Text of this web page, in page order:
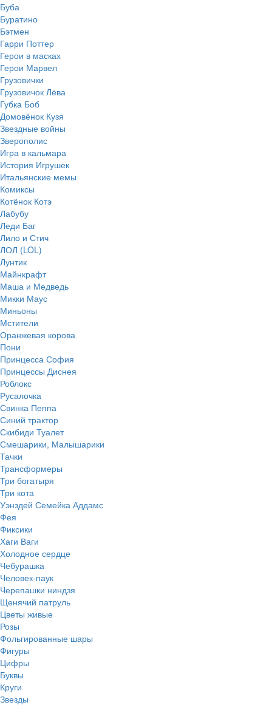
Буба
Буратино
Бэтмен
Гарри Поттер
Герои в масках
Герои Марвел
Грузовички
Грузовичок Лёва
Губка Боб
Домовёнок Кузя
Звездные войны
Зверополис
Игра в кальмара
История Игрушек
Итальянские мемы
Комиксы
Котёнок Котэ
Лабубу
Леди Баг
Лило и Стич
ЛОЛ (LOL)
Лунтик
Майнкрафт
Маша и Медведь
Микки Маус
Миньоны
Мстители
Оранжевая корова
Пони
Принцесса София
Принцессы Диснея
Роблокс
Русалочка
Свинка Пеппа
Синий трактор
Скибиди Туалет
Смешарики, Малышарики
Тачки
Трансформеры
Три богатыря
Три кота
Уэнздей Семейка Аддамс
Фея
Фиксики
Хаги Ваги
Холодное сердце
Чебурашка
Человек-паук
Черепашки ниндзя
Щенячий патруль
Цветы живые
Розы
Фольгированные шары
Фигуры
Цифры
Буквы
Круги
Звезды